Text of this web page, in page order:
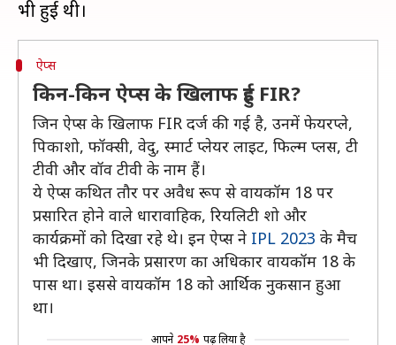
ऐप्स
किन-किन ऐप्स के खिलाफ हुई FIR?
जिन ऐप्स के खिलाफ FIR दर्ज की गई है, उनमें फेयरप्ले,
पिकाशो, फॉक्सी, वेदु, स्मार्ट प्लेयर लाइट, फिल्म प्लस, टी
टीवी और वॉव टीवी के नाम हैं।
ये ऐप्स कथित तौर पर अवैध रूप से वायकॉम 18 पर
प्रसारित होने वाले धारावाहिक, रियलिटी शो और
कार्यक्रमों को दिखा रहे थे। इन ऐप्स ने IPL 2023 के मैच
भी दिखाए, जिनके प्रसारण का अधिकार वायकॉम 18 के
पास था। इससे वायकॉम 18 को आर्थिक नुकसान हुआ
था।
आपने 25% पढ़ लिया है